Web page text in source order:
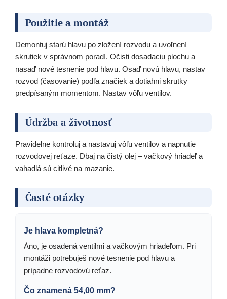
Použitie a montáž
Demontuj starú hlavu po zložení rozvodu a uvoľnení
skrutiek v správnom poradí. Očisti dosadaciu plochu a
nasaď nové tesnenie pod hlavu. Osaď novú hlavu, nastav
rozvod (časovanie) podľa značiek a dotiahni skrutky
predpísaným momentom. Nastav vôľu ventilov.
Údržba a životnosť
Pravidelne kontroluj a nastavuj vôľu ventilov a napnutie
rozvodovej reťaze. Dbaj na čistý olej – vačkový hriadeľ a
vahadlá sú citlivé na mazanie.
Časté otázky
Je hlava kompletná?
Áno, je osadená ventilmi a vačkovým hriadeľom. Pri
montáži potrebuješ nové tesnenie pod hlavu a
prípadne rozvodovú reťaz.
Čo znamená 54,00 mm?